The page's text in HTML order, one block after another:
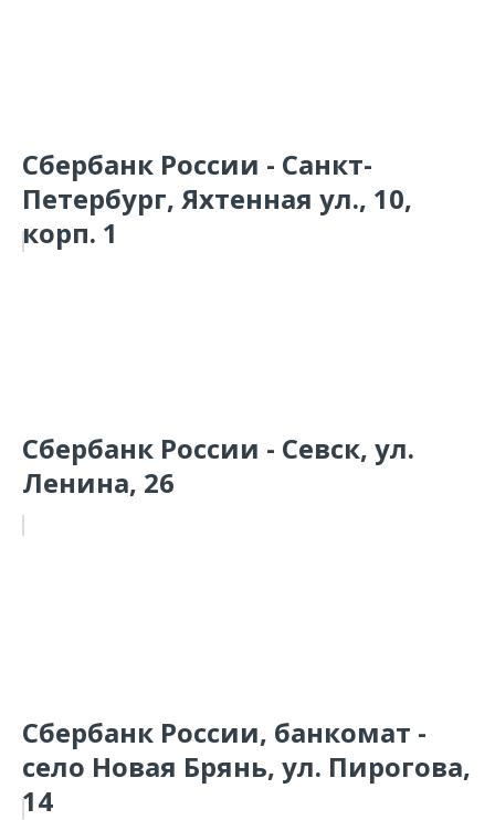
Сбербанк России - Санкт-
Петербург, Яхтенная ул., 10,
корп. 1
Сбербанк России - Севск, ул.
Ленина, 26
Сбербанк России, банкомат -
село Новая Брянь, ул. Пирогова,
14